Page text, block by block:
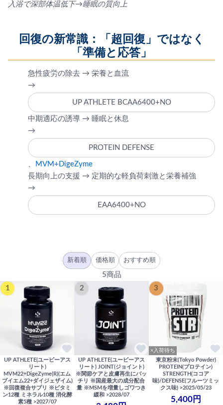
入浴で深部体温低下→睡眠の質向上
回復の新常識：「超回復」ではなく
「準備と応答」
急性疲労の除去 → 栄養と血流
→
UP ATHLETE BCAA6400+NO
中期適応の誘導 → 睡眠と休息
→
PROTEIN DEFENSE
、
MVM+DigeZyme
長期向上の支援 → 定期的な軽負荷刺激と栄養補強
→
EAA6400+NO
新着順 価格順 おすすめ順
5商品
1
UP ATHLETE(ユーピーアス
リート)
MVM22+DigeZyme(R)(エム
ブイエム22+ダイジェザイム)
※回復複合サプリ ※ビタミ
ン12種 ミネラル10種 消化酵
素5種 >2027/07
2
UP ATHLETE(ユーピーアス
リート) JOINT(ジョイント)
※関節ケアと皮膚再生にバッ
チリ ※国産最大の成分配合
量 ※MSMを増量しゴワつき
緩和 >2028/07
3
×入荷待ち
東京粉末(Tokyo Powder)
PROTEIN(プロテイン)
STRENGTH(ココア
味)/DEFENSE(フルーツミッ
クス味) >2025/05/23
5,400円